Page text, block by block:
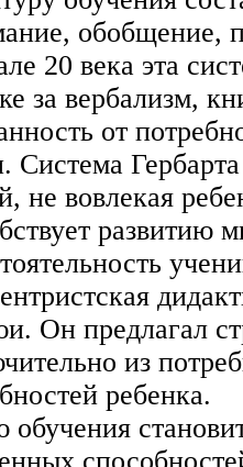
обобщение,
20 века эта
за вербализм,
от
Система
не вовлекая
развитию
Он предлагал
из
ребенка.